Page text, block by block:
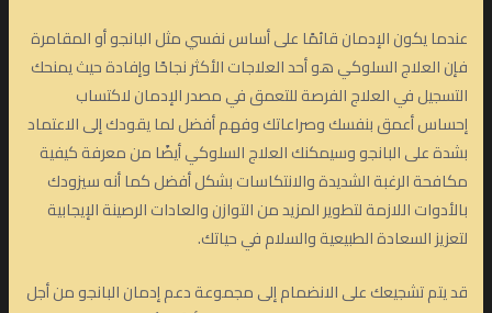
عندما يكون الإدمان قائمًا على أساس نفسي مثل البانجو أو المقامرة
فإن العلاج السلوكي هو أحد العلاجات الأكثر نجاحًا وإفادة حيث يمنحك
التسجيل في العلاج الفرصة للتعمق في مصدر الإدمان لاكتساب
إحساس أعمق بنفسك وصراعاتك وفهم أفضل لما يقودك إلى الاعتماد
بشدة على البانجو وسيمكنك العلاج السلوكي أيضًا من معرفة كيفية
مكافحة الرغبة الشديدة والانتكاسات بشكل أفضل كما أنه سيزودك
بالأدوات اللازمة لتطوير المزيد من التوازن والعادات الرصينة الإيجابية
لتعزيز السعادة الطبيعية والسلام في حياتك.
قد يتم تشجيعك على الانضمام إلى مجموعة دعم إدمان البانجو من أجل